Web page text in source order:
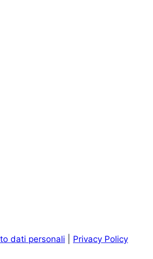
dati personali Privacy Policy